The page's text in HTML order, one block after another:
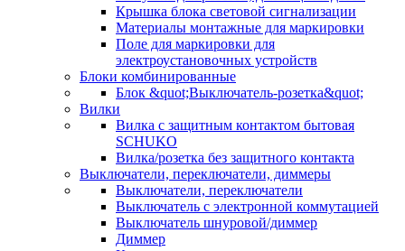
Крышка блока световой сигнализации
Материалы монтажные для маркировки
Поле для маркировки для
электроустановочных устройств
Блоки комбинированные
Блок &quot;Выключатель-розетка&quot;
Вилки
Вилка с защитным контактом бытовая
SCHUKO
Вилка/розетка без защитного контакта
Выключатели, переключатели, диммеры
Выключатели, переключатели
Выключатель с электронной коммутацией
Выключатель шнуровой/диммер
Диммер